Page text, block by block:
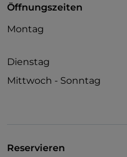
Öffnungszeiten
Montag
Dienstag
Mittwoch - Sonntag
Reservieren